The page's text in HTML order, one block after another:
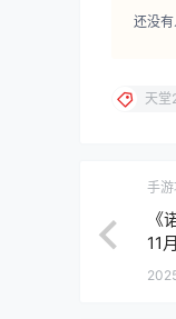
还没有
天堂
手
11